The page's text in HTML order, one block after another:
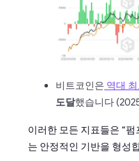
비트코인은 역대
도달했습니다
이러한 모든 지표들은 “펌
는 안정적인 기반을 형성